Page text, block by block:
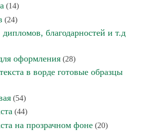
(14)
(24)
благодарностей и т.д
оформления (28)
в ворде готовые образцы
(54)
(44)
на прозрачном фоне (20)